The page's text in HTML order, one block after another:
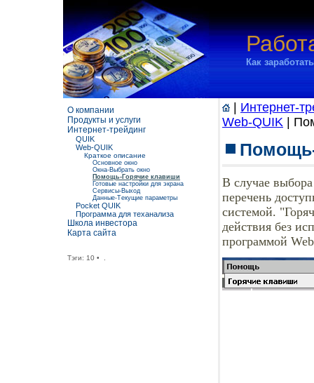
Как
О компании
Продукты и услуги
Интернет-трейдинг
QUIK
Web-QUIK
Краткое описание
Основное окно
Окна-Выбрать окно
Помощь-Горячие клавиши
Готовые настройки для экрана
Сервисы-Выход
Данные-Текущие параметры
Pocket QUIK
Программа для теханализа
Школа инвестора
Карта сайта
Тэги: 10 •
Интернет-
Web-QUIK |
В случае
перечень
системой.
действия без
программой